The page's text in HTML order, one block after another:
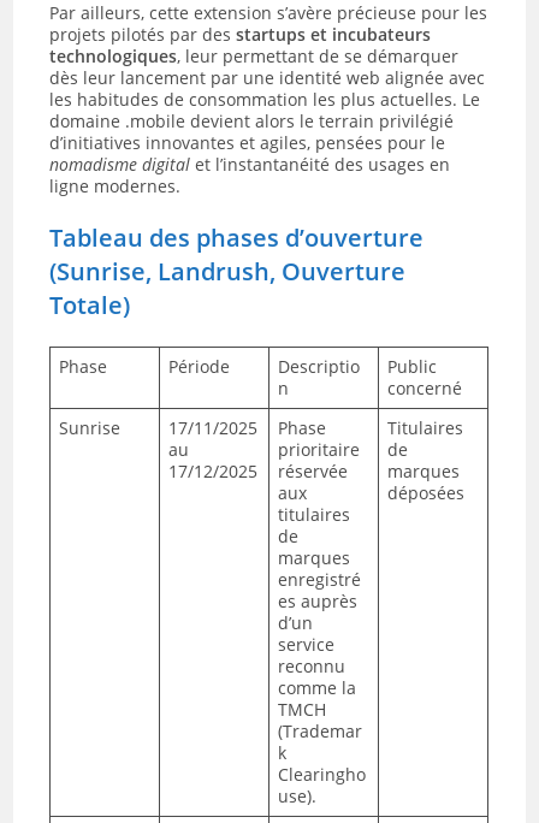
Par ailleurs, cette extension s’avère précieuse pour les
projets pilotés par desstartups et incubateurs
technologiques, leur permettant de se démarquer
dès leur lancement par une identité web alignée avec
les habitudes de consommation les plus actuelles. Le
domaine .mobile devient alors le terrain privilégié
d’initiatives innovantes et agiles, pensées pour le
nomadisme digital et l’instantanéité des usages en
ligne modernes.
Tableau des phases d’ouverture
(Sunrise, Landrush, Ouverture
Totale)
Phase Période
Descriptio
n
Public
concerné
Sunrise
17/11/2025
au
17/12/2025
Phase
prioritaire
réservée
aux
titulaires
de
marques
enregistré
es auprès
d’un
service
reconnu
comme la
TMCH
(Trademar
k
Clearingho
use).
Titulaires
de
marques
déposées